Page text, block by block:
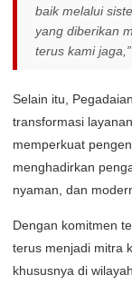
baik melalui
yang diberikan
terus kami
Selain itu,
transformasi
memperkuat
menghadirkan
nyaman, dan
Dengan komitmen
terus menjadi mitra
khususnya di